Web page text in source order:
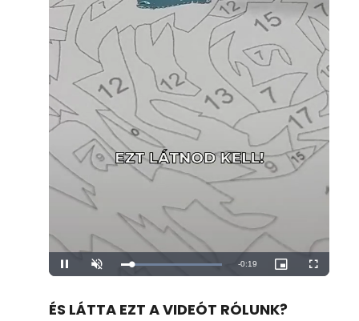
Pause Unmute Loaded:
100.00%
Remaining
-0:19
Picture-
in-
Fullscreen
ÉS LÁTTA EZT A VIDEÓT RÓLUNK?